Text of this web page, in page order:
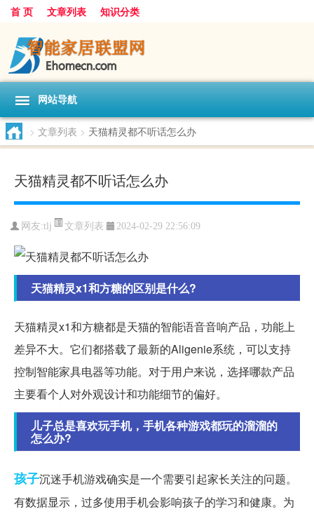
首 页 文章列表 知识分类
网站导航
> 文章列表 > 天猫精灵都不听话怎么办
天猫精灵都不听话怎么办
网友:tlj 文章列表 2024-02-29 22:56:09
天猫精灵x1和方糖的区别是什么?
天猫精灵x1和方糖都是天猫的智能语音音响产品，功能上
差异不大。它们都搭载了最新的Aligenie系统，可以支持
控制智能家具电器等功能。对于用户来说，选择哪款产品
主要看个人对外观设计和功能细节的偏好。
儿子总是喜欢玩手机，手机各种游戏都玩的溜溜的
怎么办?
孩子沉迷手机游戏确实是一个需要引起家长关注的问题。
有数据显示，过多使用手机会影响孩子的学习和健康。为